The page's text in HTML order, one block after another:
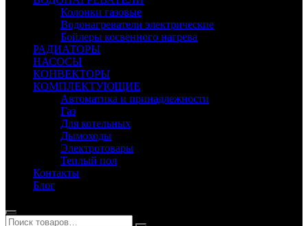
Колонки газовые
Водонагреватели электрические
Бойлеры косвенного нагрева
РАДИАТОРЫ
НАСОСЫ
КОНВЕКТОРЫ
КОМПЛЕКТУЮЩИЕ
Автоматика и принадлежности
Газ
Для котельных
Дымоходы
Электротовары
Теплый пол
Контакты
Блог